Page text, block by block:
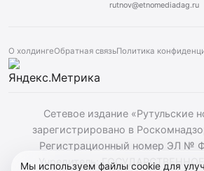
rutnov@etnomediadag.ru
О холдингеОбратная связьПолитика
Сетевое издание «Рутульские
зарегистрировано в
Регистрационный номер ЭЛ №
Учредитель:
Мы используем файлы cookie для